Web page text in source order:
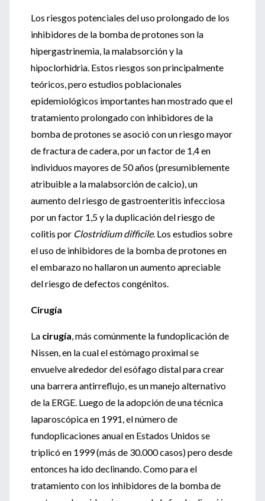
Los riesgos potenciales del uso prolongado de los
inhibidores de la bomba de protones son la
hipergastrinemia, la malabsorción y la
hipoclorhidria. Estos riesgos son principalmente
teóricos, pero estudios poblacionales
epidemiológicos importantes han mostrado que el
tratamiento prolongado con inhibidores de la
bomba de protones se asoció con un riesgo mayor
de fractura de cadera, por un factor de 1,4 en
individuos mayores de 50 años (presumiblemente
atribuible a la malabsorción de calcio), un
aumento del riesgo de gastroenteritis infecciosa
por un factor 1,5 y la duplicación del riesgo de
colitis por Clostridium difficile. Los estudios sobre
el uso de inhibidores de la bomba de protones en
el embarazo no hallaron un aumento apreciable
del riesgo de defectos congénitos.
Cirugía
La cirugía, más comúnmente la fundoplicación de
Nissen, en la cual el estómago proximal se
envuelve alrededor del esófago distal para crear
una barrera antirreflujo, es un manejo alternativo
de la ERGE. Luego de la adopción de una técnica
laparoscópica en 1991, el número de
fundoplicaciones anual en Estados Unidos se
triplicó en 1999 (más de 30.000 casos) pero desde
entonces ha ido declinando. Como para el
tratamiento con los inhibidores de la bomba de